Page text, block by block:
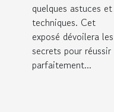
quelques astuces et
techniques. Cet
exposé dévoilera les
secrets pour réussir
parfaitement...